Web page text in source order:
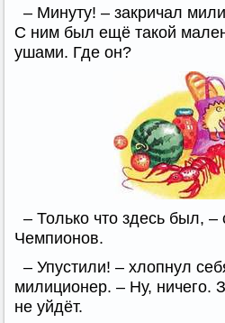
– Минуту! – закричал
С ним был ещё такой
ушами. Где он?
– Только что здесь был, –
Чемпионов.
– Упустили! – хлопнул
милиционер. – Ну, ничего.
не уйдёт.